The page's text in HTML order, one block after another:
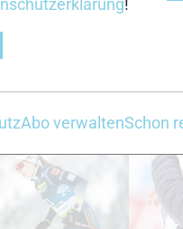
!
Abo verwaltenSchon